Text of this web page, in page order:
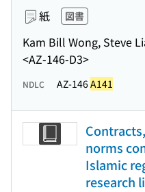
紙 図書
Kam Bill Wong, Steve
<AZ-146-D3>
NDLC AZ-146A141
norms
Islamic
research